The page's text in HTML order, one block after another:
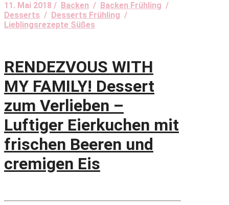
11. Mai 2018 / Backen / Backen Frühling /
Desserts / Desserts Frühling /
Lieblingsrezepte Süßes
RENDEZVOUS WITH
MY FAMILY! Dessert
zum Verlieben –
Luftiger Eierkuchen mit
frischen Beeren und
cremigen Eis